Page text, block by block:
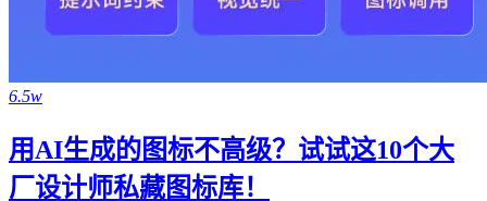
6.5w
用AI生成的图标不高级？试试这10个大
厂设计师私藏图标库！